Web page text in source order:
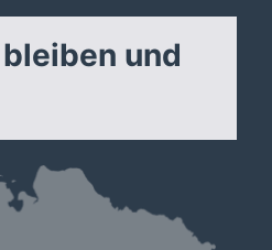
und